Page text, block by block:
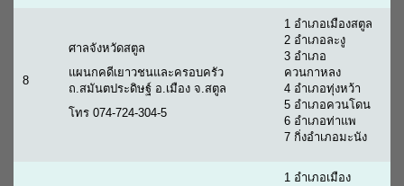
8
ศาลจังหวัดสตูล
แผนกคดีเยาวชนและครอบครัว
ถ.สมันตประดิษฐ์ อ.เมือง จ.สตูล
โทร 074-724-304-5
1 อำเภอเมืองสตูล
2 อำเภอละงู
3 อำเภอ
ควนกาหลง
4 อำเภอทุ่งหว้า
5 อำเภอควนโดน
6 อำเภอท่าแพ
7 กิ่งอำเภอมะนัง
1 อำเภอเมือง